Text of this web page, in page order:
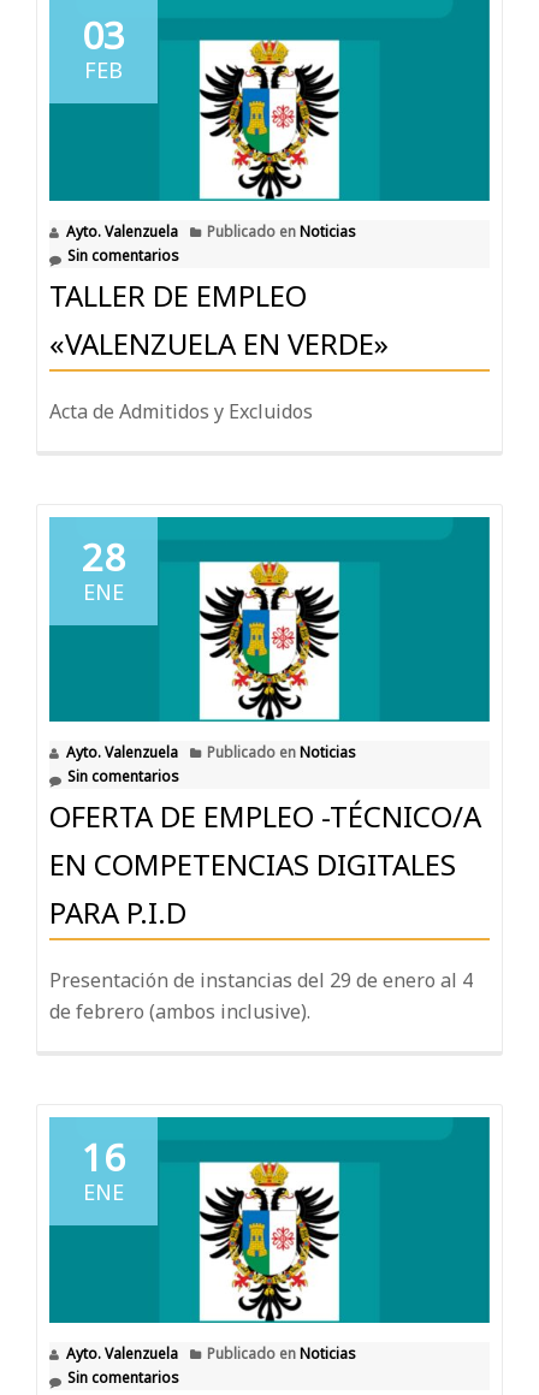
03
FEB
Ayto. Valenzuela Publicado enNoticias
Sin comentarios
TALLER DE EMPLEO
«VALENZUELA EN VERDE»
Acta de Admitidos y Excluidos
28
ENE
Ayto. Valenzuela Publicado enNoticias
Sin comentarios
OFERTA DE EMPLEO -TÉCNICO/A
EN COMPETENCIAS DIGITALES
PARA P.I.D
Presentación de instancias del 29 de enero al 4
de febrero (ambos inclusive).
16
ENE
Ayto. Valenzuela Publicado enNoticias
Sin comentarios